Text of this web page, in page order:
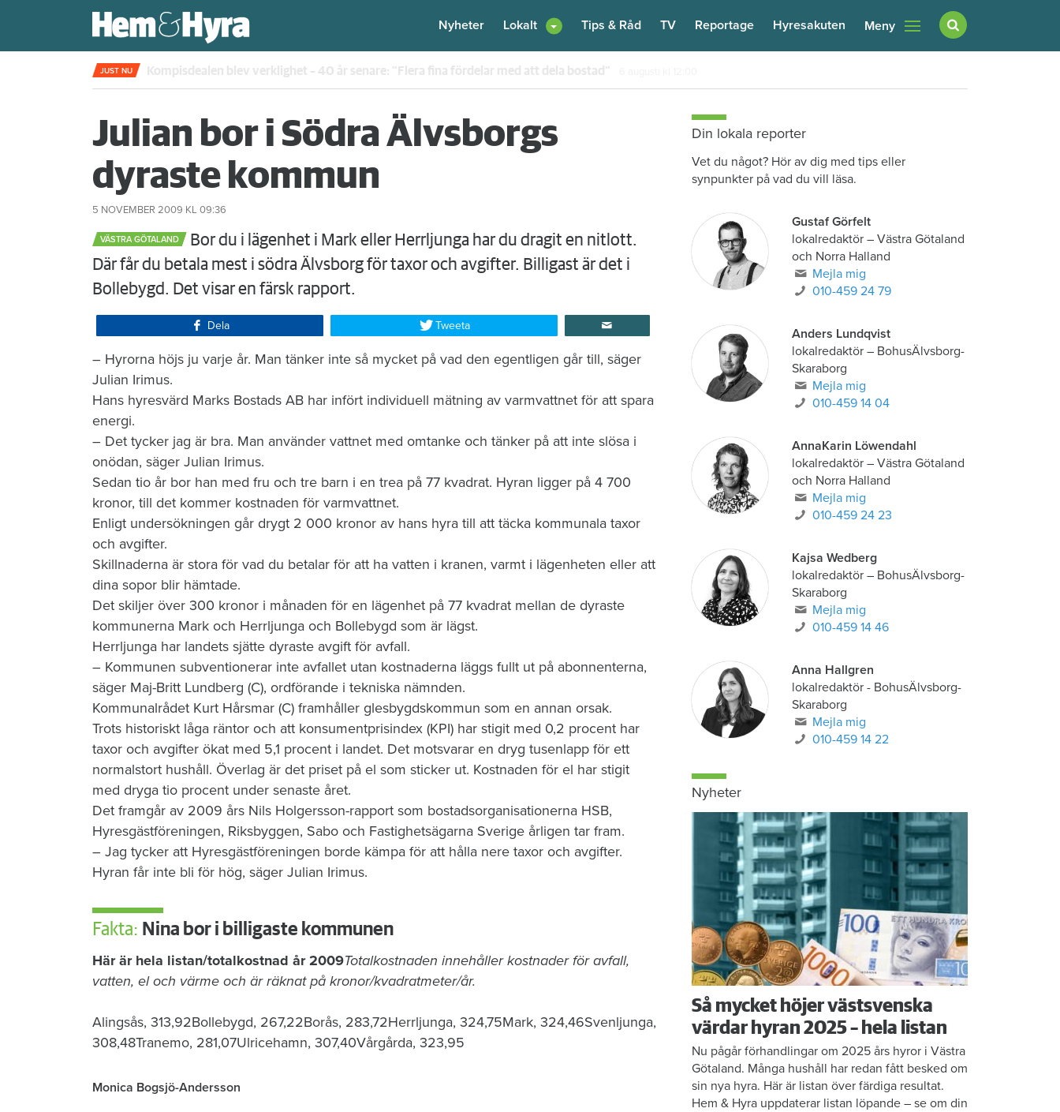
Nyheter Lokalt Tips & Råd TV Reportage Hyresakuten Meny
JUST NU Kompisdealen blev verklighet – 40 år senare: "Flera fina fördelar med att dela bostad"
Julian bor i Södra Älvsborgs
dyraste kommun
5 NOVEMBER 2009 KL 09:36
VÄSTRA GÖTALAND
Bor du i lägenhet i Mark eller Herrljunga har du dragit en nitlott.
Där får du betala mest i södra Älvsborg för taxor och avgifter. Billigast är det i
Bollebygd. Det visar en färsk rapport.
Dela Tweeta
– Hyrorna höjs ju varje år. Man tänker inte så mycket på vad den egentligen går till, säger
Julian Irimus.
Hans hyresvärd Marks Bostads AB har infört individuell mätning av varmvattnet för att spara
energi.
– Det tycker jag är bra. Man använder vattnet med omtanke och tänker på att inte slösa i
onödan, säger Julian Irimus.
Sedan tio år bor han med fru och tre barn i en trea på 77 kvadrat. Hyran ligger på 4 700
kronor, till det kommer kostnaden för varmvattnet.
Enligt undersökningen går drygt 2 000 kronor av hans hyra till att täcka kommunala taxor
och avgifter.
Skillnaderna är stora för vad du betalar för att ha vatten i kranen, varmt i lägenheten eller att
dina sopor blir hämtade.
Det skiljer över 300 kronor i månaden för en lägenhet på 77 kvadrat mellan de dyraste
kommunerna Mark och Herrljunga och Bollebygd som är lägst.
Herrljunga har landets sjätte dyraste avgift för avfall.
– Kommunen subventionerar inte avfallet utan kostnaderna läggs fullt ut på abonnenterna,
säger Maj-Britt Lundberg (C), ordförande i tekniska nämnden.
Kommunalrådet Kurt Hårsmar (C) framhåller glesbygdskommun som en annan orsak.
Trots historiskt låga räntor och att konsumentprisindex (KPI) har stigit med 0,2 procent har
taxor och avgifter ökat med 5,1 procent i landet. Det motsvarar en dryg tusenlapp för ett
normalstort hushåll. Överlag är det priset på el som sticker ut. Kostnaden för el har stigit
med dryga tio procent under senaste året.
Det framgår av 2009 års Nils Holgersson-rapport som bostadsorganisationerna HSB,
Hyresgästföreningen, Riksbyggen, Sabo och Fastighetsägarna Sverige årligen tar fram.
– Jag tycker att Hyresgästföreningen borde kämpa för att hålla nere taxor och avgifter.
Hyran får inte bli för hög, säger Julian Irimus.
Fakta: Nina bor i billigaste kommunen
Här är hela listan/totalkostnad år 2009Totalkostnaden innehåller kostnader för avfall,
vatten, el och värme och är räknat på kronor/kvadratmeter/år.
Alingsås, 313,92Bollebygd, 267,22Borås, 283,72Herrljunga, 324,75Mark, 324,46Svenljunga,
308,48Tranemo, 281,07Ulricehamn, 307,40Vårgårda, 323,95
Monica Bogsjö-Andersson
Din lokala reporter
Vet du något? Hör av dig med tips eller
synpunkter på vad du vill läsa.
Gustaf Görfelt
lokalredaktör– Västra Götaland
och Norra Halland
Mejla mig
010-459 24 79
Anders Lundqvist
lokalredaktör– BohusÄlvsborg-
Skaraborg
Mejla mig
010-459 14 04
AnnaKarin Löwendahl
lokalredaktör– Västra Götaland
och Norra Halland
Mejla mig
010-459 24 23
Kajsa Wedberg
lokalredaktör– BohusÄlvsborg-
Skaraborg
Mejla mig
010-459 14 46
Anna Hallgren
lokalredaktör - BohusÄlvsborg-
Skaraborg
Mejla mig
010-459 14 22
Nyheter
Så mycket höjer västsvenska
värdar hyran 2025 – hela listan
Nu pågår förhandlingar om 2025 års hyror i Västra
Götaland. Många hushåll har redan fått besked om
sin nya hyra. Här är listan över färdiga resultat.
Hem & Hyra uppdaterar listan löpande – se om din